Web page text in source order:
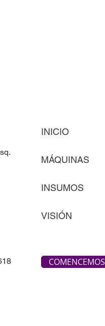
COMENCEMOS
INICIO
MÁQUINAS
INSUMOS
VISIÓN